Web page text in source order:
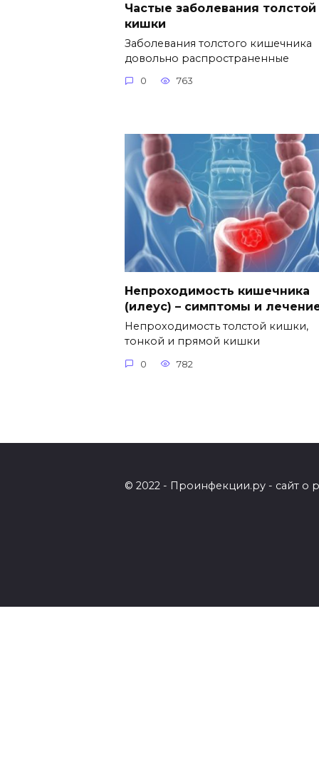
Частые заболевания толстой
кишки
Заболевания толстого кишечника
довольно распространенные
0 763
Непроходимость кишечника
(илеус) – симптомы и
Непроходимость толстой кишки,
тонкой и прямой кишки
0 782
© 2022 - Проинфекции.ру - сайт о